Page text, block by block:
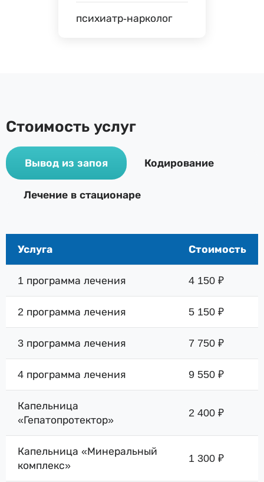
психиатр-нарколог
Стоимость услуг
Вывод из запоя Кодирование
Лечение в стационаре
Услуга Стоимость
1 программа лечения 4 150 ₽
2 программа лечения 5 150 ₽
3 программа лечения 7 750 ₽
4 программа лечения 9 550 ₽
Капельница
«Гепатопротектор»
2 400 ₽
Капельница «Минеральный
комплекс»
1 300 ₽